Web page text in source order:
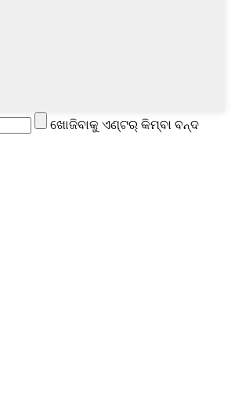
ଖୋଜିବାକୁ ଏଣ୍ଟର୍ କିମ୍ବା ବନ୍ଦ